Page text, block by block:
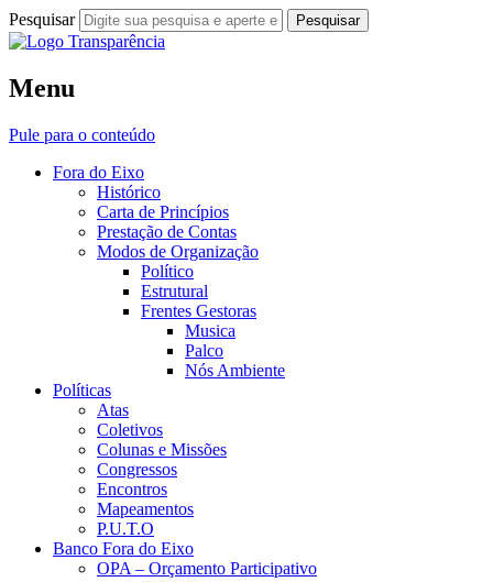
Pesquisar
Transparência
Fora do Eixo
Menu
Pule para o conteúdo
Fora do Eixo
Histórico
Carta de Princípios
Prestação de Contas
Modos de Organização
Político
Estrutural
Frentes Gestoras
Musica
Palco
Nós Ambiente
Políticas
Atas
Coletivos
Colunas e Missões
Congressos
Encontros
Mapeamentos
P.U.T.O
Banco Fora do Eixo
OPA – Orçamento Participativo